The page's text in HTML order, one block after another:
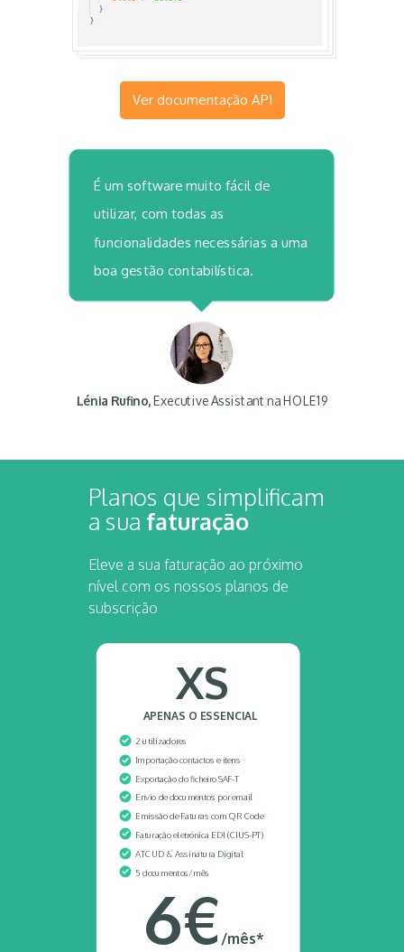
Lénia Rufino,Executive Assistant na HOLE19
É um software muito fácil de
utilizar, com todas as
funcionalidades necessárias a uma
boa gestão contabilística.
Planos que simplificam
a sua faturação
2 utilizadores
Importação contactos e itens
Exportação do ficheiro SAF-T
Envio de documentos poremail
Emissão de Faturas com QR Code
Faturação eletrónica EDI (CIUS-PT)
ATCUD & Assinatura Digital
5 documentos/mês
XS
APENAS O ESSENCIAL
/mês*
Ver documentação API
Eleve a sua faturação ao próximo
nível com os nossos planos de
subscrição
6€